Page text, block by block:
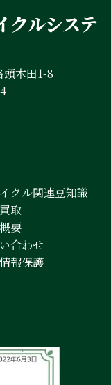
クルシステ
頭木田1-8
クル関連豆知識
取
要
合わせ
報保護